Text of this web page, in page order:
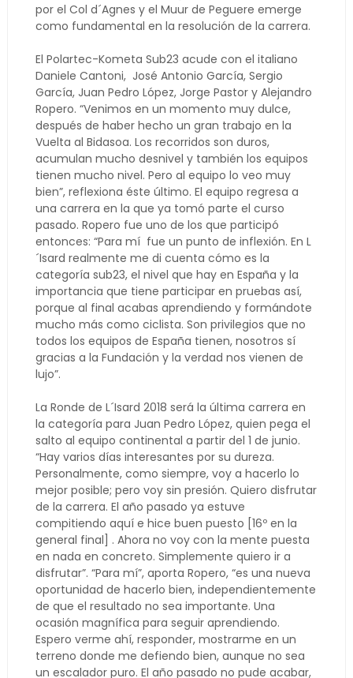
por el Col d´Agnes y el Muur de Peguere emerge
como fundamental en la resolución de la carrera.
El Polartec-Kometa Sub23 acude con el italiano
Daniele Cantoni, José Antonio García, Sergio
García, Juan Pedro López, Jorge Pastor y Alejandro
Ropero. “Venimos en un momento muy dulce,
después de haber hecho un gran trabajo en la
Vuelta al Bidasoa. Los recorridos son duros,
acumulan mucho desnivel y también los equipos
tienen mucho nivel. Pero al equipo lo veo muy
bien”, reflexiona éste último. El equipo regresa a
una carrera en la que ya tomó parte el curso
pasado. Ropero fue uno de los que participó
entonces: “Para mí fue un punto de inflexión. En L
´Isard realmente me di cuenta cómo es la
categoría sub23, el nivel que hay en España y la
importancia que tiene participar en pruebas así,
porque al final acabas aprendiendo y formándote
mucho más como ciclista. Son privilegios que no
todos los equipos de España tienen, nosotros sí
gracias a la Fundación y la verdad nos vienen de
lujo”.
La Ronde de L´Isard 2018 será la última carrera en
la categoría para Juan Pedro López, quien pega el
salto al equipo continental a partir del 1 de junio.
“Hay varios días interesantes por su dureza.
Personalmente, como siempre, voy a hacerlo lo
mejor posible; pero voy sin presión. Quiero disfrutar
de la carrera. El año pasado ya estuve
compitiendo aquí e hice buen puesto [16º en la
general final] . Ahora no voy con la mente puesta
en nada en concreto. Simplemente quiero ir a
disfrutar”. “Para mí”, aporta Ropero, “es una nueva
oportunidad de hacerlo bien, independientemente
de que el resultado no sea importante. Una
ocasión magnífica para seguir aprendiendo.
Espero verme ahí, responder, mostrarme en un
terreno donde me defiendo bien, aunque no sea
un escalador puro. El año pasado no pude acabar,